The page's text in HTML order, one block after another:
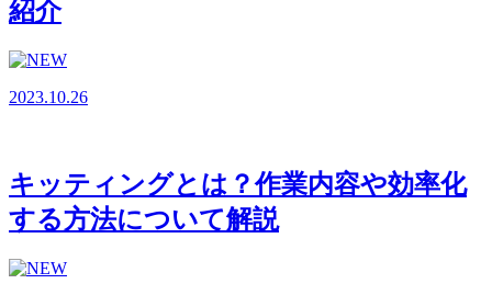
紹介
2023.10.26
キッティングとは？作業内容や効率化
する方法について解説